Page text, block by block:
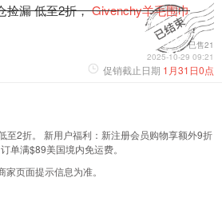
捡漏 低至2折，Givenchy羊毛围巾
已售21
2025-10-29 09:21
促销截止日期 1月31日0点
至2折。 新用户福利：新注册会员购物享额外9折
单满$89美国境内免运费。
页面提示信息为准。